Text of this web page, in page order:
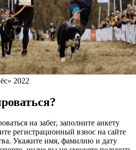
2022
на забег, заполните анкету
регистрационный взнос на сайте
Укажите имя, фамилию и дату